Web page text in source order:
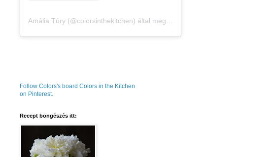
Amália Túry (@colorsinthekitchen) által megosztott bejegyzés
Follow Colors's board Colors in the Kitchen
on Pinterest.
Recept böngészés itt: